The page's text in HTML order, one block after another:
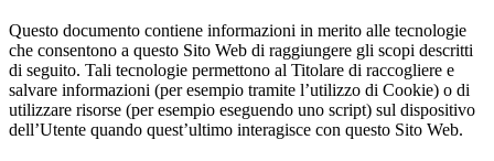
Questo documento contiene informazioni in merito alle tecnologie
che consentono a questo Sito Web di raggiungere gli scopi descritti
di seguito. Tali tecnologie permettono al Titolare di raccogliere e
salvare informazioni (per esempio tramite l’utilizzo di Cookie) o di
utilizzare risorse (per esempio eseguendo uno script) sul dispositivo
dell’Utente quando quest’ultimo interagisce con questo Sito Web.